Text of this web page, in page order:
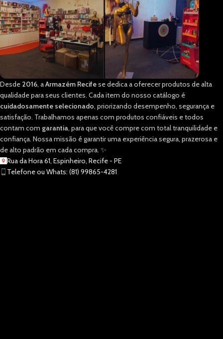
Desde 2016, aArmazém Recifese dedica a oferecer produtos de alta
qualidade para seus clientes. Cada item do nosso catálogo é
cuidadosamente selecionado, priorizando desempenho, segurança e
satisfação. Trabalhamos apenas com produtos confiáveis e todos
contam com garantia, para que você compre com total tranquilidade e
confiança. Nossa missão é garantir uma experiência segura, prazerosa e
de alto padrão em cada compra. ✨
Rua da Hora 61, Espinheiro, Recife - PE
Telefone ou Whats: (81) 99865-4281